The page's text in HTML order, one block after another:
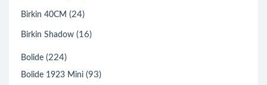
Birkin 40CM (24)
Birkin Shadow (16)
Bolide (224)
Bolide 1923 Mini (93)